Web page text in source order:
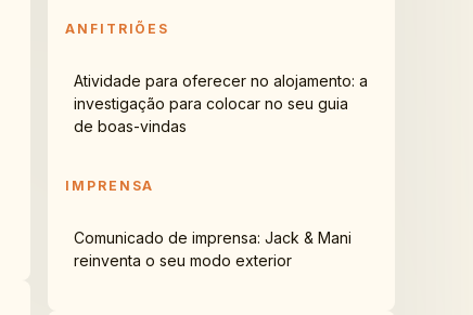
ANFITRIÕES
Atividade para oferecer no alojamento: a
investigação para colocar no seu guia
de boas-vindas
IMPRENSA
Comunicado de imprensa: Jack & Mani
reinventa o seu modo exterior